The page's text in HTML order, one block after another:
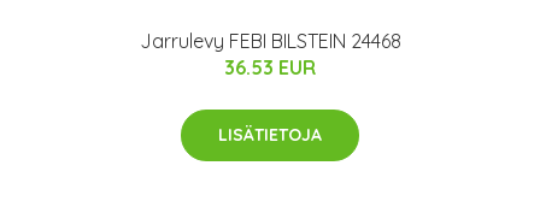
Jarrulevy FEBI BILSTEIN 24468
36.53 EUR
LISÄTIETOJA